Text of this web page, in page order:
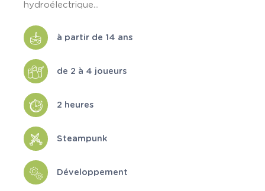
hydroélectrique...
à partir de 14 ans
de 2 à 4 joueurs
2 heures
Steampunk
Développement